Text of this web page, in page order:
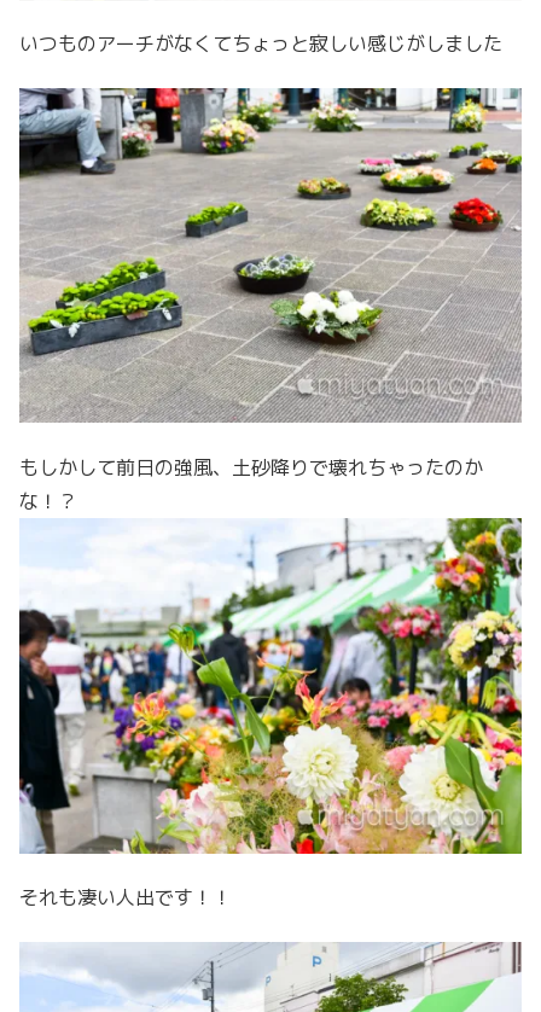
いつものアーチがなくてちょっと寂しい感じがしました
もしかして前日の強風、土砂降りで壊れちゃったのか
な！？
それも凄い人出です！！